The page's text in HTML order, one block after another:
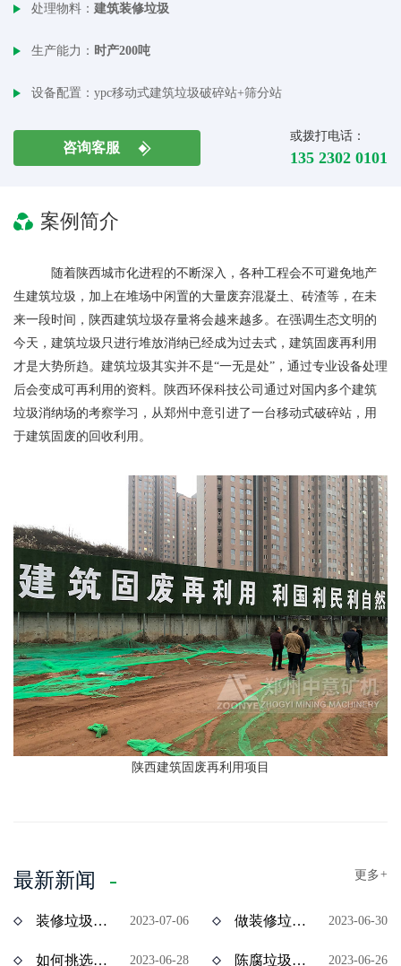
处理物料： 建筑装修垃圾
生产能力： 时产200吨
设备配置： ypc移动式建筑垃圾破碎站+筛分站
咨询客服
或拨打电话：
135 2302 0101
案例简介
随着陕西城市化进程的不断深入，各种工程会不可避免地产
生建筑垃圾，加上在堆场中闲置的大量废弃混凝土、砖渣等，在未
来一段时间，陕西建筑垃圾存量将会越来越多。在强调生态文明的
今天，建筑垃圾只进行堆放消纳已经成为过去式，建筑固废再利用
才是大势所趋。建筑垃圾其实并不是“一无是处”，通过专业设备处理
后会变成可再利用的资料。陕西环保科技公司通过对国内多个建筑
垃圾消纳场的考察学习，从郑州中意引进了一台移动式破碎站，用
于建筑固废的回收利用。
陕西建筑固废再利用项目
最新新闻 更多+
装修垃圾风选机分选效果怎么样？价格多少？ 2023-07-06 做装修垃圾资源化处理项目挣钱吗？装修垃圾设备价格多少？ 2023-06-30
如何挑选陈腐垃圾分拣设备？多少钱一台？ 2023-06-28 陈腐垃圾如何资源化处理？陈腐垃圾处理设备有哪些？ 2023-06-26